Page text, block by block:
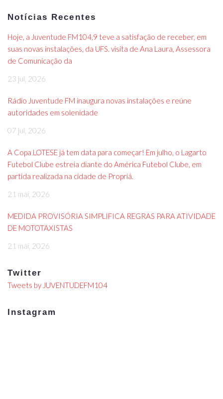
Notícias Recentes
Hoje, a Juventude FM104,9 teve a satisfação de receber, em
suas novas instalações, da UFS. visita de Ana Laura, Assessora
de Comunicação da
23 jul, 2026
Rádio Juventude FM inaugura novas instalações e reúne
autoridades em solenidade
07 jul, 2026
A Copa LOTESE já tem data para começar! Em julho, o Lagarto
Futebol Clube estreia diante do América Futebol Clube, em
partida realizada na cidade de Propriá.
21 mai, 2026
MEDIDA PROVISÓRIA SIMPLIFICA REGRAS PARA ATIVIDADE
DE MOTOTAXISTAS
21 mai, 2026
Twitter
Tweets by JUVENTUDEFM104
Instagram